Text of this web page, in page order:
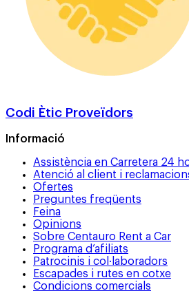
Codi Ètic Proveïdors
Informació
Assistència en Carretera 24
Atenció al client i
Ofertes
Preguntes freqüents
Feina
Opinions
Sobre Centauro Rent a Car
Programa d’afiliats
Patrocinis i col·laboradors
Escapades i rutes en cotxe
Condicions comercials